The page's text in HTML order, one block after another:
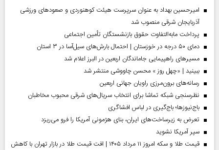
امیرحسین بهداد به عنوان سرپرست هیئت کوهنوردی و صعودهای ورزشی
آذربایجان شرقی منصوب شد
پرداخت مابه‌التفاوت حقوق بازنشستگان تأمین اجتماعی
دمای ۵۰ درجه در خوزستان | احتمال بارش‌های سیل‌آسا در ۳ استان
مسیر‌های راهپیمایی جاماندگان اربعین در البرز اعلام شد
ببینید | «چهل روز » محسن چاووشی منتشر شد
رسانه‌های برون‌مرزی راویان جهانی اربعین
نظرسنجی شبکه تماشا برای انتخاب سریال‌های شرقی محبوب مخاطبان
باج‌نیوزها؛ باج‌گیری در لباس افشاگری
تعرض به زیرساخت‌های ایران، بنای هژمونی آمریکا را فرو می‌ریزد
سپر آمریکا نشوید
قیمت طلا و سکه امروز ۱۱ مرداد ۱۴۰۵ | افت قیمت طلا در بازار تهران با کاهش